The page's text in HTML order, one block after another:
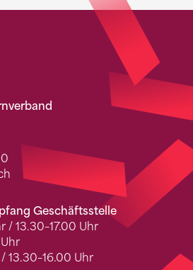
Geschäftsstelle
/ 13.30–17.00 Uhr
13.30–16.00 Uhr